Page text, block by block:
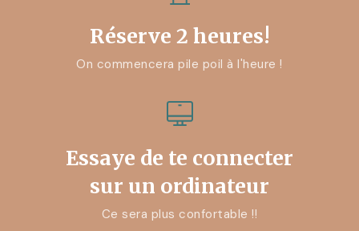
Réserve 2 heures!
On commencera pile poil à l'heure !
Essaye de te connecter
sur un ordinateur
Ce sera plus confortable !!